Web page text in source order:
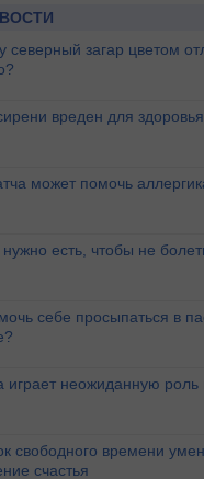
северный загар цветом
вреден для здоровья
может помочь
есть, чтобы не
себе просыпаться в
играет неожиданную роль
свободного времени
счастья